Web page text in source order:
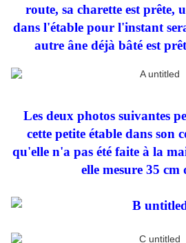
route, sa charette est prête,
dans l'étable pour l'instant
autre âne déjà bâté est
Les deux photos suivantes
cette petite étable dans son
qu'elle n'a pas été faite à la
elle mesure 35 cm